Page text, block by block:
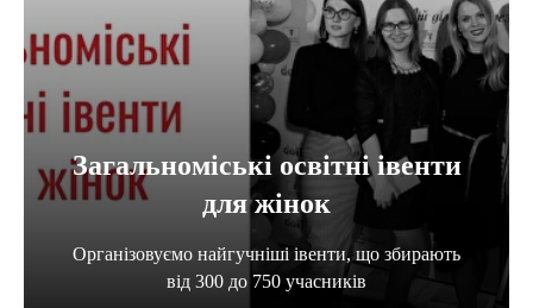
Загальноміські освітні івенти
для жінок
Організовуємо найгучніші івенти, що збирають
від 300 до 750 учасників